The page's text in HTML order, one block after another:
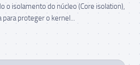
o isolamento do núcleo (Core isolation),
proteger o kernel...